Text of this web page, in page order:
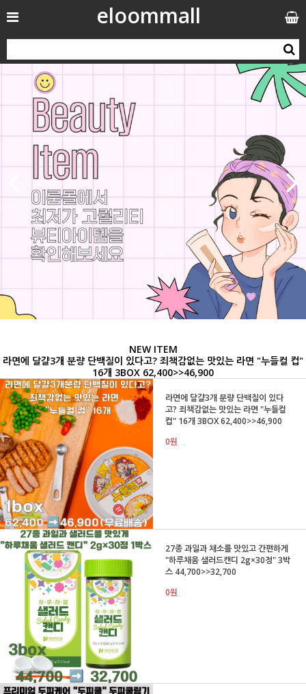
eloommall
NEW ITEM
라면에 달걀3개 분량 단백질이 있다고? 죄책감없는 맛있는 라면 "누들컬 컵"
16개 3BOX 62,400>>46,900
라면에 달걀3개 분량 단백질이 있다
고? 죄책감없는 맛있는 라면 "누들컬
컵" 16개 3BOX 62,400>>46,900
0원
27종 과일과 채소를 맛있고 간편하게
"하루채움 샐러드캔디 2g×30정" 3박
스 44,700>>32,700
0원